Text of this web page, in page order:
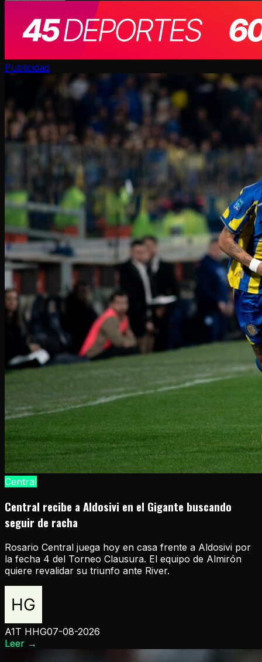
Publicidad
Central
Central recibe a Aldosivi en el Gigante buscando
seguir de racha
Rosario Central juega hoy en casa frente a Aldosivi por
la fecha 4 del Torneo Clausura. El equipo de Almirón
quiere revalidar su triunfo ante River.
A1T HHG07-08-2026
Leer →